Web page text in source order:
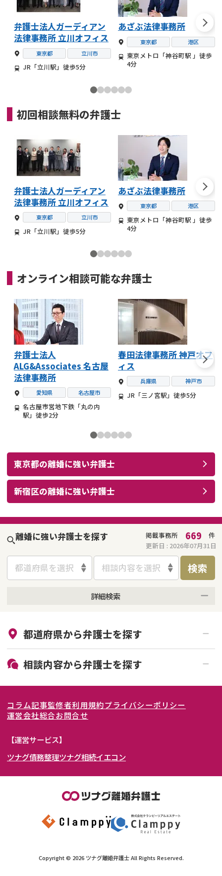
弁護士法人ガーディアン
法律事務所 立川オフィス
東京都 立川市
JR「立川駅」徒歩5分
あざぶ法律事務所
東京都 港区
東京メトロ「神谷町駅 」徒歩
4分
初回相談無料の弁護士
弁護士法人ガーディアン
法律事務所 立川オフィス
東京都 立川市
JR「立川駅」徒歩5分
あざぶ法律事務所
東京都 港区
東京メトロ「神谷町駅 」徒歩
4分
オンライン相談可能な弁護士
弁護士法人
ALG&Associates 名古屋
法律事務所
愛知県 名古屋市
名古屋市営地下鉄「丸の内
駅」徒歩2分
春田法律事務所 神戸オフ
ィス
兵庫県 神戸市
JR「三ノ宮駅」徒歩5分
東京都の離婚に強い弁護士
新宿区の離婚に強い弁護士
離婚に強い弁護士を探す 掲載事務所 669
件
更新日 : 2026年07月31日
都道府県を選択 相談内容を選択 検索
詳細検索
初回相談無料
土日祝の相談可能
都道府県から弁護士を探す
北海道・東北
北海道 青森県
岩手県 宮城県
秋田県
福島県
関東
東京都 神奈川県
埼玉県
茨城県 群馬県
東海
愛知県
岐阜県 山梨県
関西
大阪府 京都府
奈良県
和歌山県
北陸・甲信越
石川県
富山県
岡山県
九州・沖縄
相談内容から弁護士を探す
離婚裁判
親権・面会交流権
不貞・不倫慰謝料請求
養育費問題
財産分与
コラム記事監修者利用規約プライバシーポリシー
運営会社総合お問合せ
【運営サービス】
ツナグ債務整理ツナグ相続イエコン
Copyright © 2026 ツナグ離婚弁護士All Rights Reserved.